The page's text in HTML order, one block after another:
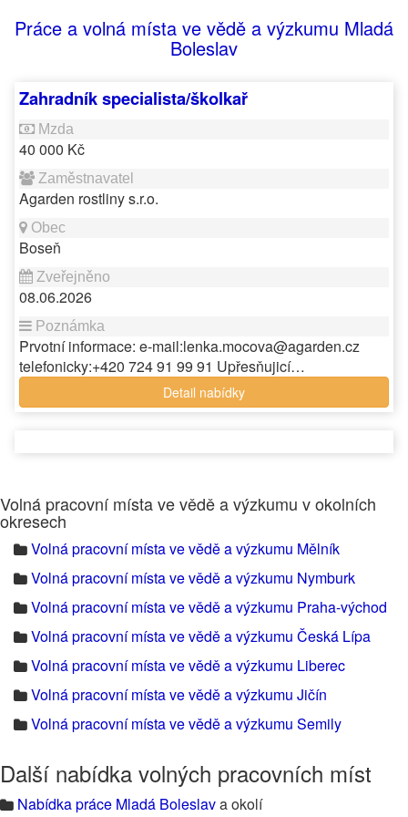
Práce a volná místa ve vědě a výzkumu Mladá
Boleslav
Zahradník specialista/školkař
40 000 Kč
Agarden rostliny s.r.o.
Boseň
08.06.2026
Prvotní informace: e-mail:lenka.mocova@agarden.cz
telefonicky:+420 724 91 99 91 Upřesňujicí…
Detail nabídky
Volná pracovní místa ve vědě a výzkumu v okolních
okresech
Volná pracovní místa ve vědě a výzkumu Mělník
Volná pracovní místa ve vědě a výzkumu Nymburk
Volná pracovní místa ve vědě a výzkumu Praha-východ
Volná pracovní místa ve vědě a výzkumu Česká Lípa
Volná pracovní místa ve vědě a výzkumu Liberec
Volná pracovní místa ve vědě a výzkumu Jičín
Volná pracovní místa ve vědě a výzkumu Semily
Další nabídka volných pracovních míst
Nabídka práce Mladá Boleslava okolí